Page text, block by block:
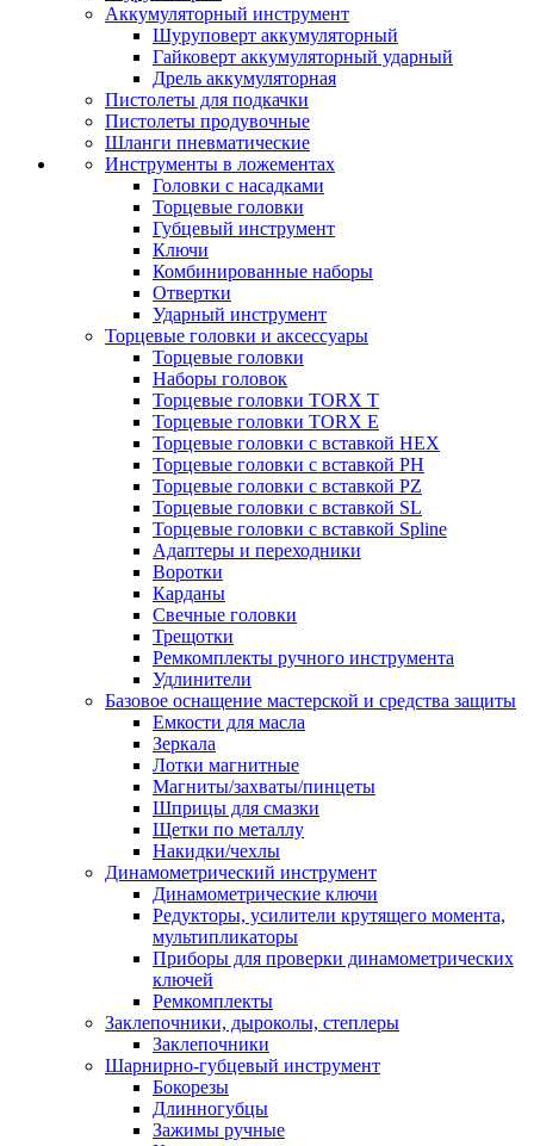
Аккумуляторный инструмент
Шуруповерт аккумуляторный
Гайковерт аккумуляторный ударный
Дрель аккумуляторная
Пистолеты для подкачки
Пистолеты продувочные
Шланги пневматические
Инструменты в ложементах
Головки с насадками
Торцевые головки
Губцевый инструмент
Ключи
Комбинированные наборы
Отвертки
Ударный инструмент
Торцевые головки и аксессуары
Торцевые головки
Наборы головок
Торцевые головки TORX T
Торцевые головки TORX Е
Торцевые головки с вставкой HEX
Торцевые головки с вставкой PH
Торцевые головки с вставкой PZ
Торцевые головки с вставкой SL
Торцевые головки с вставкой Spline
Адаптеры и переходники
Воротки
Карданы
Свечные головки
Трещотки
Ремкомплекты ручного инструмента
Удлинители
Базовое оснащение мастерской и средства защиты
Емкости для масла
Зеркала
Лотки магнитные
Магниты/захваты/пинцеты
Шприцы для смазки
Щетки по металлу
Накидки/чехлы
Динамометрический инструмент
Динамометрические ключи
Редукторы, усилители крутящего момента,
мультипликаторы
Приборы для проверки динамометрических
ключей
Ремкомплекты
Заклепочники, дыроколы, степлеры
Заклепочники
Шарнирно-губцевый инструмент
Бокорезы
Длинногубцы
Зажимы ручные